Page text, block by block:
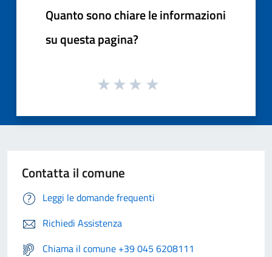
Quanto sono chiare le informazioni
su questa pagina?
Contatta il comune
Leggi le domande frequenti
Richiedi Assistenza
Chiama il comune +39 045 6208111